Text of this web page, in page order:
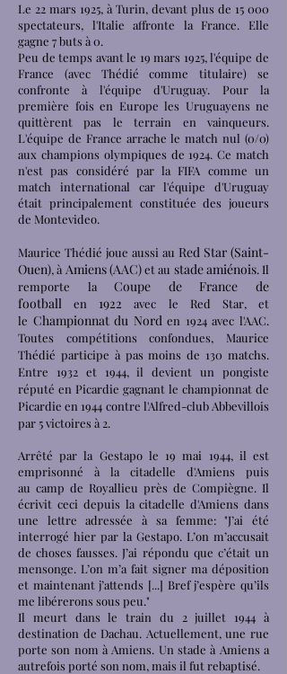
Le 22 mars 1925, à Turin, devant plus de 15 000
spectateurs, l'Italie affronte la France. Elle
gagne 7 buts à 0.
Peu de temps avant le 19 mars 1925, l'équipe de
France (avec Thédié comme titulaire) se
confronte à l'équipe d'Uruguay. Pour la
première fois en Europe les Uruguayens ne
quittèrent pas le terrain en vainqueurs.
L'équipe de France arrache le match nul (0/0)
aux champions olympiques de 1924. Ce match
n'est pas considéré par la FIFA comme un
match international car l'équipe d'Uruguay
était principalement constituée des joueurs
de Montevideo.
Maurice Thédié joue aussi au Red Star (Saint-
Ouen), à Amiens (AAC)et au stade amiénois. Il
remporte laCoupe de France de
football en 1922 avec le Red Star, et
le Championnat du Nord en 1924 avec l'AAC.
Toutes compétitions confondues, Maurice
Thédié participe à pas moins de 130 matchs.
Entre 1932 et 1944, il devient un pongiste
réputé en Picardie gagnant le championnat de
Picardie en 1944 contre l'Alfred-club Abbevillois
par 5 victoires à 2.
Arrêté par la Gestapole 19 mai 1944, il est
emprisonné à la citadelle d'Amiens puis
au camp de Royallieu près de Compiègne. Il
écrivit ceci depuis lacitadelle d'Amiens dans
une lettre adressée à sa femme: "J’ai été
interrogé hier par la Gestapo. L’on m’accusait
de choses fausses. J’ai répondu que c’était un
mensonge. L’on m’a fait signer ma déposition
et maintenant j’attends [...] Bref j’espère qu’ils
me libérerons sous peu."
Il meurt dans letrain du 2 juillet 1944 à
destination de Dachau. Actuellement, une rue
porte son nom à Amiens. Un stade à Amiensa
autrefois porté son nom, mais il fut rebaptisé.